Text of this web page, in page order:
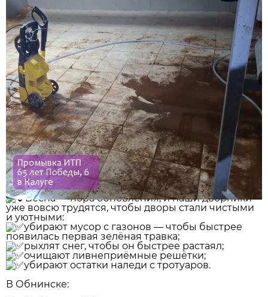
Весна — пора обновления, и наши дворники
уже вовсю трудятся, чтобы дворы стали чистыми
и уютными:
️убирают мусор с газонов — чтобы быстрее
появилась первая зелёная травка;
️рыхлят снег, чтобы он быстрее растаял;
️очищают ливнеприёмные решётки;
️убирают остатки наледи с тротуаров.
В Обнинске: